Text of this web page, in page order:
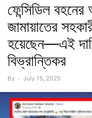
ফেন্সিডিল
জামায়াতের
হয়েছেন—এই
বিভ্রান্তিকর
By - July 15, 2025